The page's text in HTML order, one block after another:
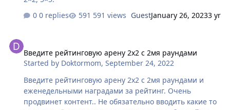
не вернётся опасно возрас…
0 replies
591 views GuestJanuary 26, 20233 yr
Введите рейтинговую арену 2х2 с 2мя раундами
Started by Doktormom,September 24, 2022
Введите рейтинговую арену 2х2 с 2мя раундами и
еженедельными наградами за рейтинг. Очень
продвинет контент.. Не обязательно вводить какие то